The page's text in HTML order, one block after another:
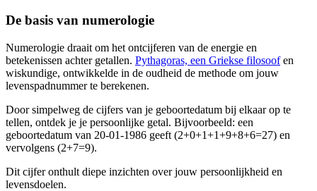
De basis van numerologie
Numerologie draait om het ontcijferen van de energie en
betekenissen achter getallen. Pythagoras, een Griekse filosoofen
wiskundige, ontwikkelde in de oudheid de methode om jouw
levenspadnummer te berekenen.
Door simpelweg de cijfers van je geboortedatum bij elkaar op te
tellen, ontdek je je persoonlijke getal. Bijvoorbeeld: een
geboortedatum van 20-01-1986 geeft (2+0+1+1+9+8+6=27) en
vervolgens (2+7=9).
Dit cijfer onthult diepe inzichten over jouw persoonlijkheid en
levensdoelen.